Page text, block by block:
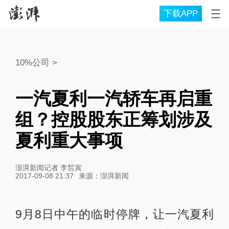
下载APP
10%公司 >
一汽夏利一汽轿车再启重
组？控股股东正筹划涉及
夏利重大事项
澎湃新闻记者 李皙寅
2017-09-08 21:37
来源： 澎湃新闻
9月8日中午的临时停牌，让一汽夏利